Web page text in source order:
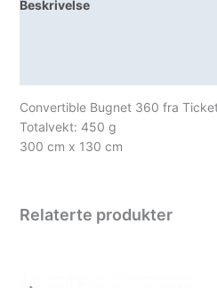
antall
Beskrivelse
Convertible Bugnet 360 fra
Totalvekt: 450 g
300 cm x 130 cm
Relaterte produkter